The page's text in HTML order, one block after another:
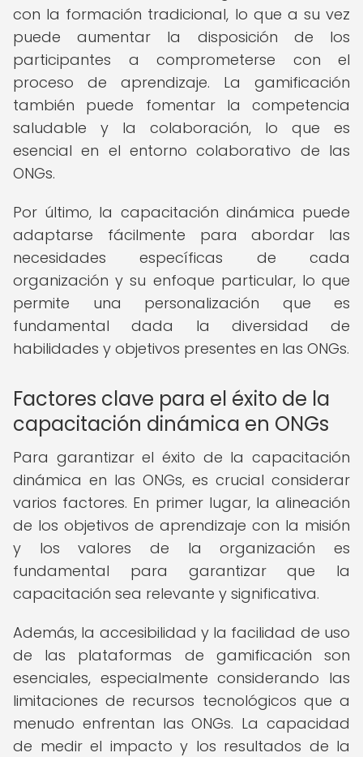
con la formación tradicional, lo que a su vez
puede aumentar la disposición de los
participantes a comprometerse con el
proceso de aprendizaje. La gamificación
también puede fomentar la competencia
saludable y la colaboración, lo que es
esencial en el entorno colaborativo de las
ONGs.
Por último, la capacitación dinámica puede
adaptarse fácilmente para abordar las
necesidades específicas de cada
organización y su enfoque particular, lo que
permite una personalización que es
fundamental dada la diversidad de
habilidades y objetivos presentes en las ONGs.
Factores clave para el éxito de la
capacitación dinámica en ONGs
Para garantizar el éxito de la capacitación
dinámica en las ONGs, es crucial considerar
varios factores. En primer lugar, la alineación
de los objetivos de aprendizaje con la misión
y los valores de la organización es
fundamental para garantizar que la
capacitación sea relevante y significativa.
Además, la accesibilidad y la facilidad de uso
de las plataformas de gamificación son
esenciales, especialmente considerando las
limitaciones de recursos tecnológicos que a
menudo enfrentan las ONGs. La capacidad
de medir el impacto y los resultados de la